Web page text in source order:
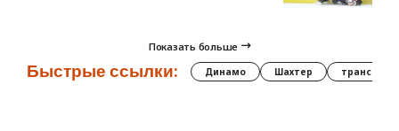
Показать больше
Быстрые ссылки: Динамо Шахтер трансферы